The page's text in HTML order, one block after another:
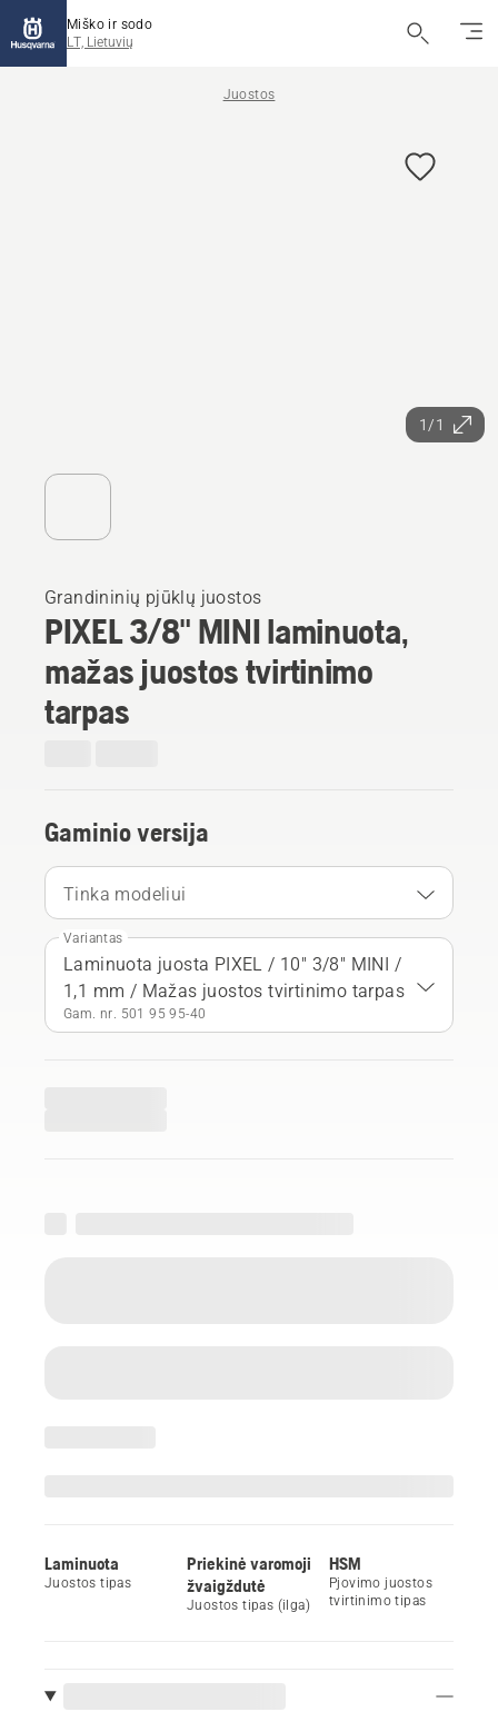
Miško ir sodo
LT, Lietuvių
Juostos
1/1
Grandininių pjūklų juostos
PIXEL 3/8" MINI laminuota,
mažas juostos tvirtinimo
tarpas
Gaminio versija
Tinka modeliui
Variantas
Laminuota juosta PIXEL / 10" 3/8" MINI /
1,1 mm / Mažas juostos tvirtinimo tarpas
Gam. nr. 501 95 95‑40
Laminuota
Juostos tipas
Priekinė varomoji
žvaigždutė
Juostos tipas (ilga)
HSM
Pjovimo juostos
tvirtinimo tipas